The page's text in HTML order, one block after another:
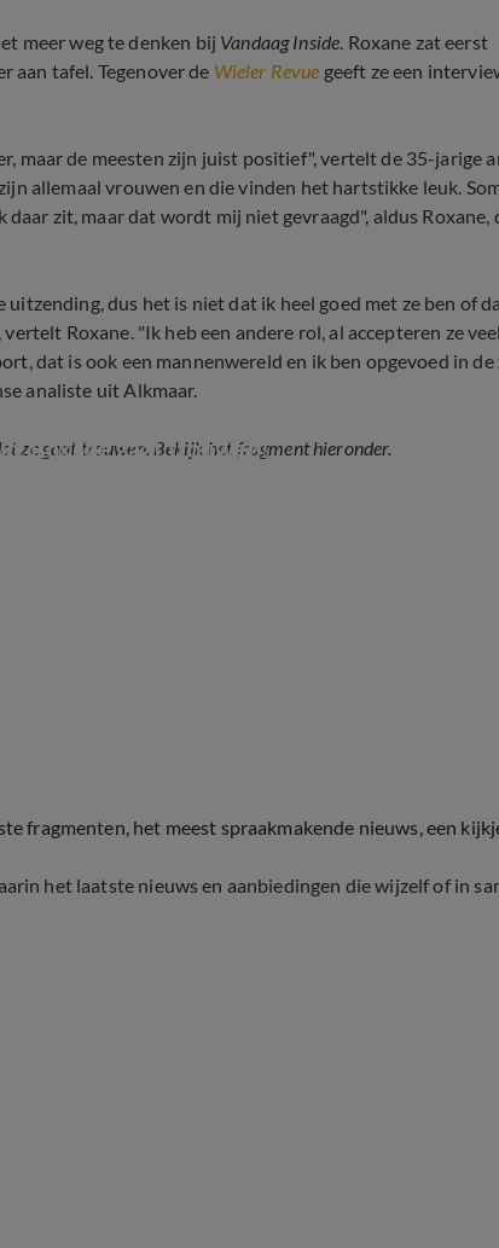
meer weg te denken bij Vandaag Inside. Roxane zat eerst
aan tafel. Tegenover de Wieler Revue geeft ze een
maar de meesten zijn juist positief ", vertelt de 35-jarige
allemaal vrouwen en die vinden het hartstikke leuk.
zit, maar dat wordt mij niet gevraagd", aldus Roxane,
dus het is niet dat ik heel goed met ze ben of
Roxane. "Ik heb een andere rol, al accepteren ze
dat is ook een mannenwereld en ik ben opgevoed in de
analiste uit Alkmaar.
ze gaat trouwen. Bekijk het fragment hieronder.
Roxane gaat trouwen!
fragmenten, het meest spraakmakende nieuws, een
het laatste nieuws en aanbiedingen die wijzelf of in